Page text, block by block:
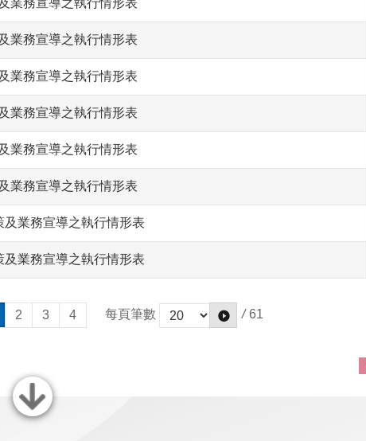
業務宣導之執行情形表
業務宣導之執行情形表
業務宣導之執行情形表
業務宣導之執行情形表
業務宣導之執行情形表
業務宣導之執行情形表
業務宣導之執行情形表
業務宣導之執行情形表
2 3 4 每頁筆數 / 61
關閉